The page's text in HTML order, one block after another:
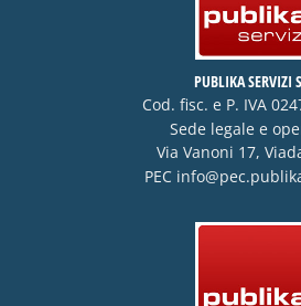
PUBLIKA SERVIZI
Cod. fisc. e P. IVA
Sede legale e
Via Vanoni 17,
PEC